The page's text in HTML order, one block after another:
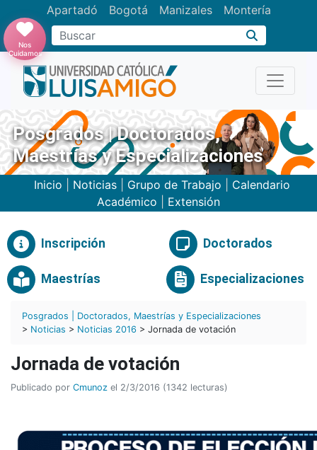
Apartadó Bogotá Manizales Montería
Buscar
Nos
Cuidamos
Posgrados | Doctorados,
Maestrías y Especializaciones
Inicio Noticias Grupo de Trabajo
Calendario
Académico
Extensión
Inscripción Doctorados
Maestrías Especializaciones
Posgrados | Doctorados, Maestrías y Especializaciones
> Noticias > Noticias 2016 > Jornada de votación
Jornada de votación
Publicado por Cmunoz el 2/3/2016 (1342 lecturas)